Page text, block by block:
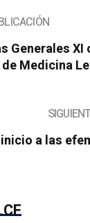
Generales
Medicina
inicio a las